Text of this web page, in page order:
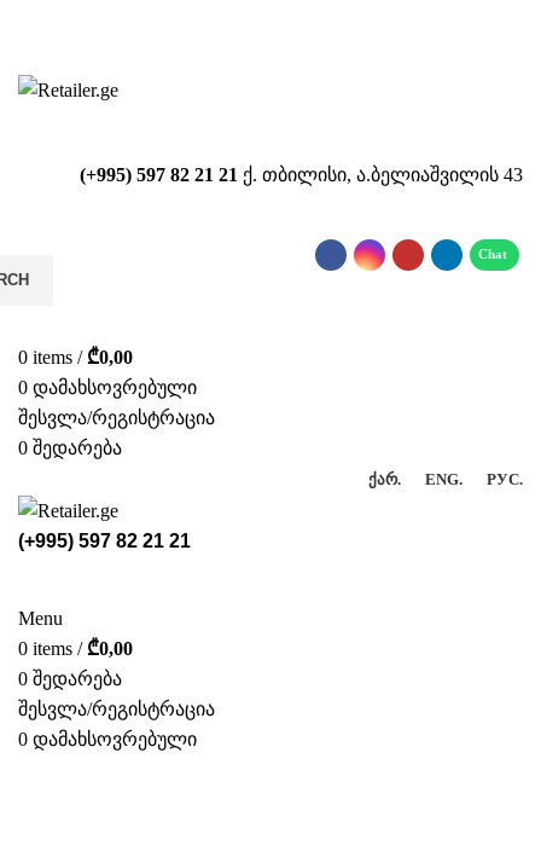
(+995) 597 82 21 21 ქ. თბილისი, ა.ბელიაშვილის 43
0 items / ₾0,00
0 დამახსოვრებული
შესვლა/რეგისტრაცია
0 შედარება
ᲥᲐᲠ. ENG. РУС.
(+995) 597 82 21 21
Menu
0 items / ₾0,00
0 შედარება
შესვლა/რეგისტრაცია
0 დამახსოვრებული